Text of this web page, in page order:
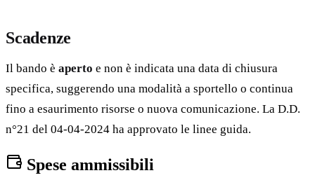
Scadenze
Il bando è aperto e non è indicata una data di chiusura
specifica, suggerendo una modalità a sportello o continua
fino a esaurimento risorse o nuova comunicazione. La D.D.
n°21 del 04-04-2024 ha approvato le linee guida.
Spese ammissibili